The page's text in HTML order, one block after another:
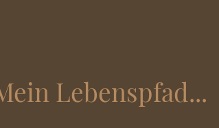
Lebenspfad...